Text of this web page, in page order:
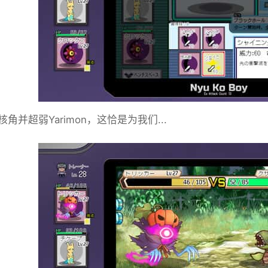
角并超弱Yarimon，这恰是为我们...